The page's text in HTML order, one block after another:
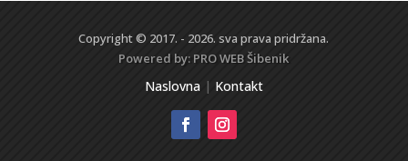
Copyright © 2017. - 2026. sva prava pridržana.
Powered by: PRO WEBŠibenik
Naslovna| Kontakt